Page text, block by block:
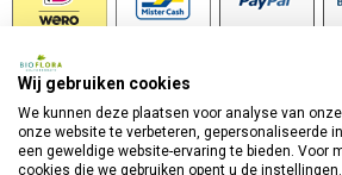
Wij gebruiken cookies
We kunnen deze plaatsen voor analyse van
onze website te verbeteren, gepersonaliseerde
een geweldige website-ervaring te bieden. Voor
cookies die we gebruiken opent u de instellingen.